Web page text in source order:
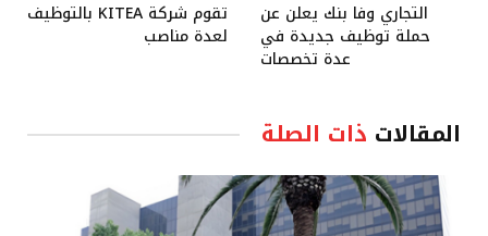
التجاري وفا بنك يعلن عن
حملة توظيف جديدة في
عدة تخصصات
تقوم شركة KITEA بالتوظيف
لعدة مناصب
المقالات ذات الصلة